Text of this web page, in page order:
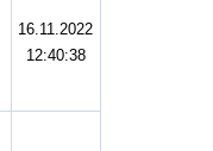
16.11.2022
12:40:38